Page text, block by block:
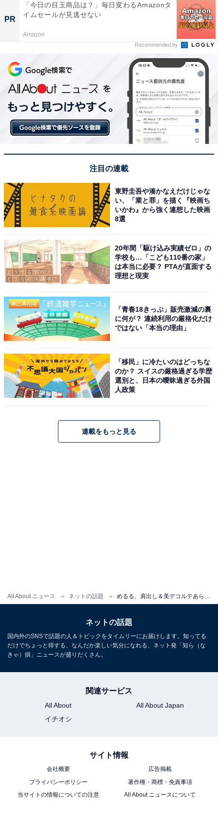
All About ニュース ネットの話題 めるる、肩出し＆美デコルテあらわな白ワンピショットを公開！ 「天使だ～」「大人っぽく見える」
PR
「今日の目玉商品は？」毎日変わるAmazonタ
イムセールが見逃せない
Amazon
Recommended by
注目の連載
東野圭吾や湊かなえだけじゃな
い、「業と罪」を描く『映画ち
いかわ』から強く連想した映画
8選
20年間「駆け込み実績ゼロ」の
学校も…「こども110番の家」
は本当に必要？ PTAが直面する
理想と現実
「青春18きっぷ」販売激減の裏
に何が？ 連続利用の厳格化だけ
ではない「本当の理由」
「移民」に冷たいのはどっちな
のか？ スイスの厳格過ぎる学歴
選別と、日本の曖昧過ぎる外国
人政策
連載をもっと見る
ネットの話題
国内外のSNSで話題の人＆トピックをタイムリーにお届けします。知ってる
だけでちょっと得する、なんだか楽しい気分になれる、ネット発「知ら（な
きゃ）損」ニュースが盛りだくさん。
関連サービス
All About
All About Japan
イチオシ
サイト情報
会社概要
広告掲載
プライバシーポリシー
著作権・商標・免責事項
当サイトの情報についての注意
All About ニュースについて